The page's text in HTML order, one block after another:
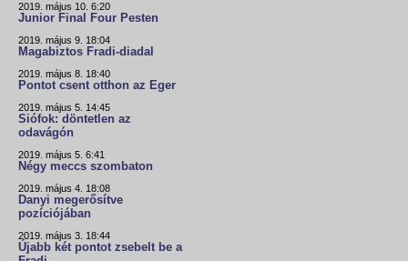
2019. május 10. 6:20
Junior Final Four Pesten
2019. május 9. 18:04
Magabiztos Fradi-diadal
2019. május 8. 18:40
Pontot csent otthon az Eger
2019. május 5. 14:45
Siófok: döntetlen az
odavágón
2019. május 5. 6:41
Négy meccs szombaton
2019. május 4. 18:08
Danyi megerősítve
pozíciójában
2019. május 3. 18:44
Újabb két pontot zsebelt be a